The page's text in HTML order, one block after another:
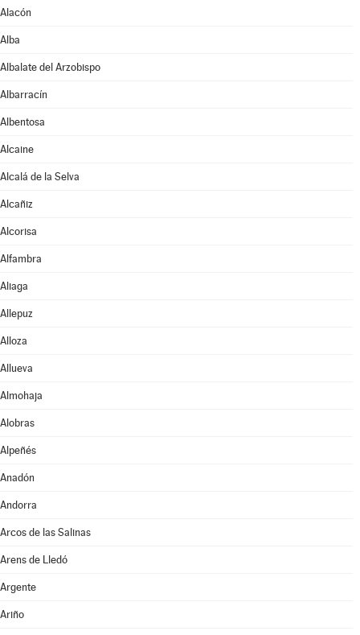
Alacón
Alba
Albalate del Arzobispo
Albarracín
Albentosa
Alcaine
Alcalá de la Selva
Alcañiz
Alcorisa
Alfambra
Aliaga
Allepuz
Alloza
Allueva
Almohaja
Alobras
Alpeñés
Anadón
Andorra
Arcos de las Salinas
Arens de Lledó
Argente
Ariño